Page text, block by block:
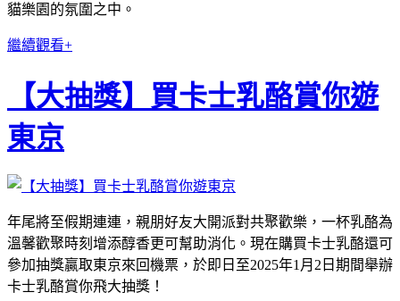
貓樂園的氛圍之中。
繼續觀看+
【大抽獎】買卡士乳酪賞你遊
東京
年尾將至假期連連，親朋好友大開派對共聚歡樂，一杯乳酪為
溫馨歡聚時刻增添醇香更可幫助消化。現在購買卡士乳酪還可
參加抽獎贏取東京來回機票，於即日至2025年1月2日期間舉辦
卡士乳酪賞你飛大抽獎！